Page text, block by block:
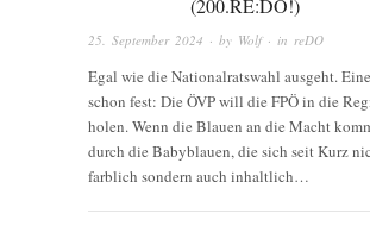
(200.RE:DO!)
25. September 2024 · by Wolf· in reDO
Egal wie die Nationalratswahl ausgeht.
schon fest: Die ÖVP will die FPÖ in die
holen. Wenn die Blauen an die Macht
durch die Babyblauen, die sich seit Kurz
farblich sondern auch inhaltlich…